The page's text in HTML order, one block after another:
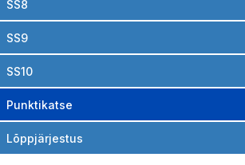
SS8
SS9
SS10
Punktikatse
Lõppjärjestus